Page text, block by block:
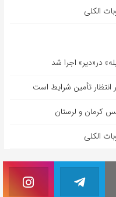
الکلی
در«دیر» اجرا شد
انتظار تأمین شرایط است
کرمان و لرستان
الکلی